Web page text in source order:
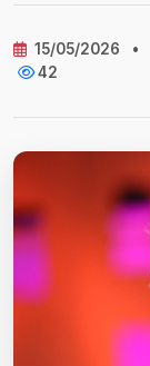
15/05/2026 •
42